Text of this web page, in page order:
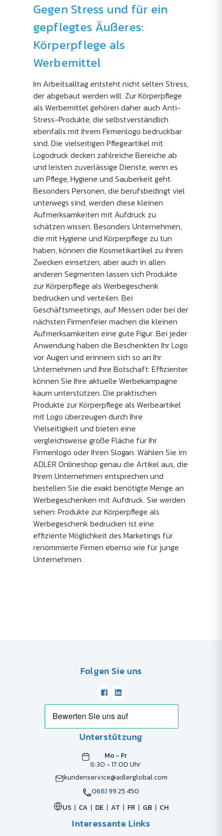
Gegen Stress und für ein
gepflegtes Äußeres:
Körperpflege als
Werbemittel
Im Arbeitsalltag entsteht nicht selten Stress,
der abgebaut werden will. Zur Körperpflege
als Werbemittel gehören daher auch Anti-
Stress-Produkte, die selbstverständlich
ebenfalls mit Ihrem Firmenlogo bedruckbar
sind. Die vielseitigen Pflegeartikel mit
Logodruck decken zahlreiche Bereiche ab
und leisten zuverlässige Dienste, wenn es
um Pflege, Hygiene und Sauberkeit geht.
Besonders Personen, die berufsbedingt viel
unterwegs sind, werden diese kleinen
Aufmerksamkeiten mit Aufdruck zu
schätzen wissen. Besonders Unternehmen,
die mit Hygiene und Körperpflege zu tun
haben, können die Kosmetikartikel zu ihren
Zwecken einsetzen, aber auch in allen
anderen Segmenten lassen sich Produkte
zur Körperpflege als Werbegeschenk
bedrucken und verteilen. Bei
Geschäftsmeetings, auf Messen oder bei der
nächsten Firmenfeier machen die kleinen
Aufmerksamkeiten eine gute Figur. Bei jeder
Anwendung haben die Beschenkten Ihr Logo
vor Augen und erinnern sich so an Ihr
Unternehmen und Ihre Botschaft: Effizienter
können Sie Ihre aktuelle Werbekampagne
kaum unterstützen. Die praktischen
Produkte zur Körperpflege als Werbeartikel
mit Logo überzeugen durch Ihre
Vielseitigkeit und bieten eine
vergleichsweise große Fläche für Ihr
Firmenlogo oder Ihren Slogan. Wählen Sie im
ADLER Onlineshop genau die Artikel aus, die
Ihrem Unternehmen entsprechen und
bestellen Sie die exakt benötigte Menge an
Werbegeschenken mit Aufdruck. Sie werden
sehen: Produkte zur Körperpflege als
Werbegeschenk bedrucken ist eine
effiziente Möglichkeit des Marketings für
renommierte Firmen ebenso wie für junge
Unternehmen.
Folgen Sie uns
Unterstützung
Mo - Fr
8:30 - 17:00 Uhr
kundenservice@adlerglobal.com
0681 99 25 450
US
CA DE AT FR GB CH
Interessante Links